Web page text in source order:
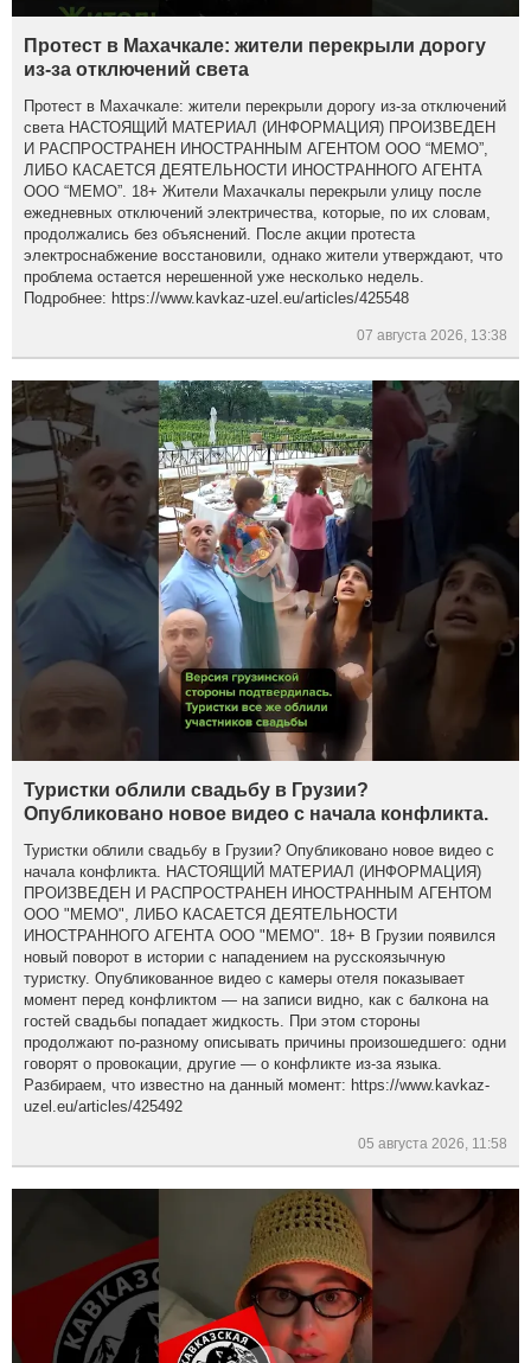
Протест в Махачкале: жители перекрыли дорогу
из-за отключений света
Протест в Махачкале: жители перекрыли дорогу из-за отключений
света НАСТОЯЩИЙ МАТЕРИАЛ (ИНФОРМАЦИЯ) ПРОИЗВЕДЕН
И РАСПРОСТРАНЕН ИНОСТРАННЫМ АГЕНТОМ ООО “МЕМО”,
ЛИБО КАСАЕТСЯ ДЕЯТЕЛЬНОСТИ ИНОСТРАННОГО АГЕНТА
ООО “МЕМО”. 18+ Жители Махачкалы перекрыли улицу после
ежедневных отключений электричества, которые, по их словам,
продолжались без объяснений. После акции протеста
электроснабжение восстановили, однако жители утверждают, что
проблема остается нерешенной уже несколько недель.
Подробнее: https://www.kavkaz-uzel.eu/articles/425548
07 августа 2026, 13:38
Туристки облили свадьбу в Грузии?
Опубликовано новое видео с начала конфликта.
Туристки облили свадьбу в Грузии? Опубликовано новое видео с
начала конфликта. НАСТОЯЩИЙ МАТЕРИАЛ (ИНФОРМАЦИЯ)
ПРОИЗВЕДЕН И РАСПРОСТРАНЕН ИНОСТРАННЫМ АГЕНТОМ
ООО "МЕМО", ЛИБО КАСАЕТСЯ ДЕЯТЕЛЬНОСТИ
ИНОСТРАННОГО АГЕНТА ООО "МЕМО". 18+ В Грузии появился
новый поворот в истории с нападением на русскоязычную
туристку. Опубликованное видео с камеры отеля показывает
момент перед конфликтом — на записи видно, как с балкона на
гостей свадьбы попадает жидкость. При этом стороны
продолжают по-разному описывать причины произошедшего: одни
говорят о провокации, другие — о конфликте из-за языка.
Разбираем, что известно на данный момент: https://www.kavkaz-
uzel.eu/articles/425492
05 августа 2026, 11:58